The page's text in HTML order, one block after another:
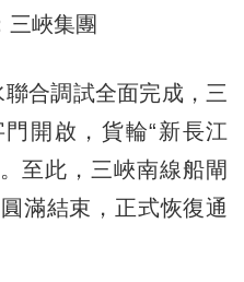
三峽集團
合調試全面完成，三
開啟，貨輪“新長江
至此，三峽南線船閘
滿結束，正式恢復通